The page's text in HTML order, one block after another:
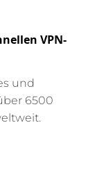
VPN-
und
6500